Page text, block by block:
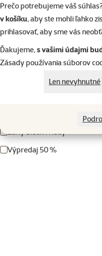
Prečo potrebujeme váš
v košíku, aby ste mohli ľahko
prihlasovať, aby sme vás
Ďakujeme,s vašimi údajmi
Zásady používania súborov
Len nevyhnutné
Produkty v akcii
Novinky
Výpredaj
Akcia 2+1 zdarma
Tipy z jarného Magazínu
Early Black Friday
Výpredaj 50 %